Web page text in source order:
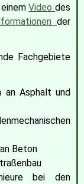
Video des
der
Fachgebiete
an Asphalt und
Beton
bei den